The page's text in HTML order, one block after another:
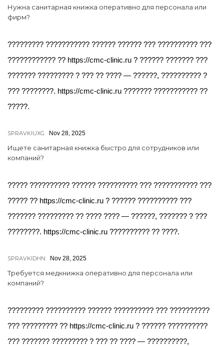
Нужна санитарная книжка оперативно для персонала или
фирм?
????????? ??????????? ?????? ?????? ??? ?????????? ???
???????????? ?? https://cmc-clinic.ru ? ?????? ??????? ???
??????? ????????? ? ??? ?? ???? — ??????, ?????????? ?
??? ????????. https://cmc-clinic.ru ??????? ??????????? ??
?????.
SPRAVKIUXG Nov 28, 2025
Ищете санитарная книжка быстро для сотрудников или
компаний?
????? ?????????? ?????? ?????????? ??? ??????????? ???
????? ?? https://cmc-clinic.ru ? ?????? ?????????? ???
??????? ????????? ?? ???? ???? — ??????, ??????? ? ???
????????. https://cmc-clinic.ru ?????????? ?? ????.
SPRAVKIDHN Nov 28, 2025
Требуется медкнижка оперативно для персонала или
компаний?
????????? ?????????? ?????? ?????????? ??? ??????????
??? ????????? ?? https://cmc-clinic.ru ? ?????? ??????????
??? ??????? ????????? ? ??? ?? ???? — ??????????,